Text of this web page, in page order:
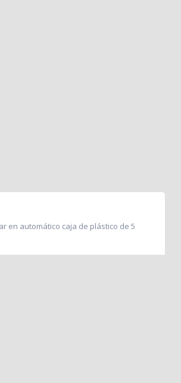
en automático caja de plástico de 5